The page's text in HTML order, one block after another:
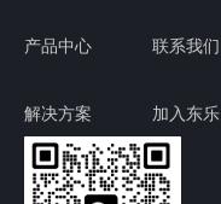
产品中心
解决方案
联系我们
加入东乐